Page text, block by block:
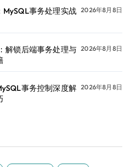
MySQL事务处理实战 2026年8月8日
解锁后端事务处理与 2026年8月8日
事务控制深度解 2026年8月8日